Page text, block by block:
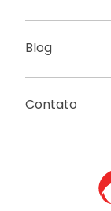
Blog
Contato